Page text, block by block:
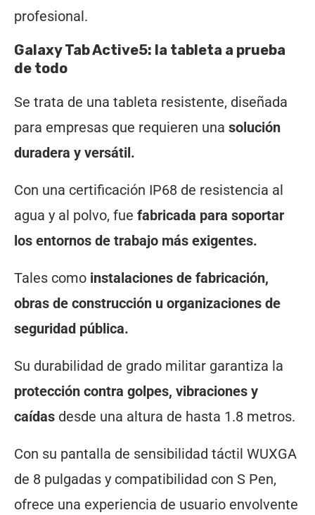
profesional.
Galaxy Tab Active5: la tableta a prueba
de todo
Se trata de una tableta resistente, diseñada
para empresas que requieren una solución
duradera y versátil.
Con una certificación IP68 de resistencia al
agua y al polvo, fue fabricada para soportar
los entornos de trabajo más exigentes.
Tales como instalaciones de fabricación,
obras de construcción u organizaciones de
seguridad pública.
Su durabilidad de grado militar garantiza la
protección contra golpes, vibraciones y
caídas desde una altura de hasta 1.8 metros.
Con su pantalla de sensibilidad táctil WUXGA
de 8 pulgadas y compatibilidad con S Pen,
ofrece una experiencia de usuario envolvente